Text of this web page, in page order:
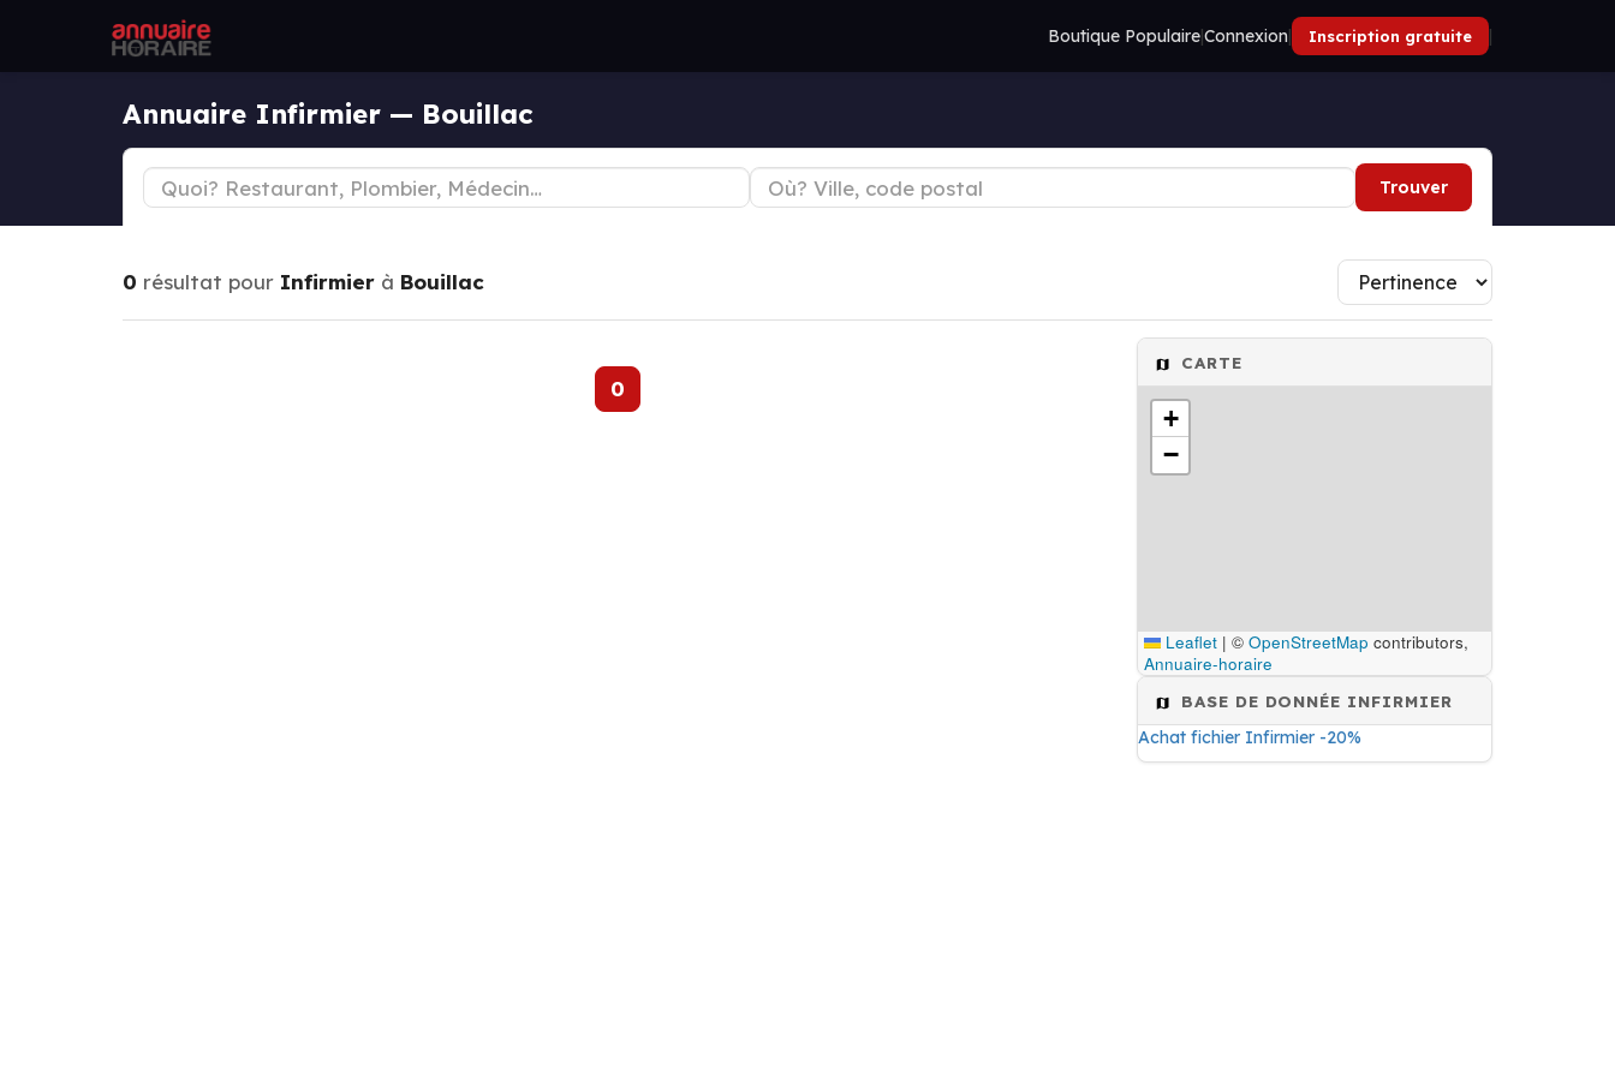
Boutique Populaire|Connexion| Inscription gratuite |
Annuaire Infirmier — Bouillac
Trouver
0 résultat pour Infirmier à Bouillac
0
CARTE
+
−
Leaflet | © OpenStreetMap contributors,
Annuaire-horaire
BASE DE DONNÉE INFIRMIER
Achat fichier Infirmier -20%